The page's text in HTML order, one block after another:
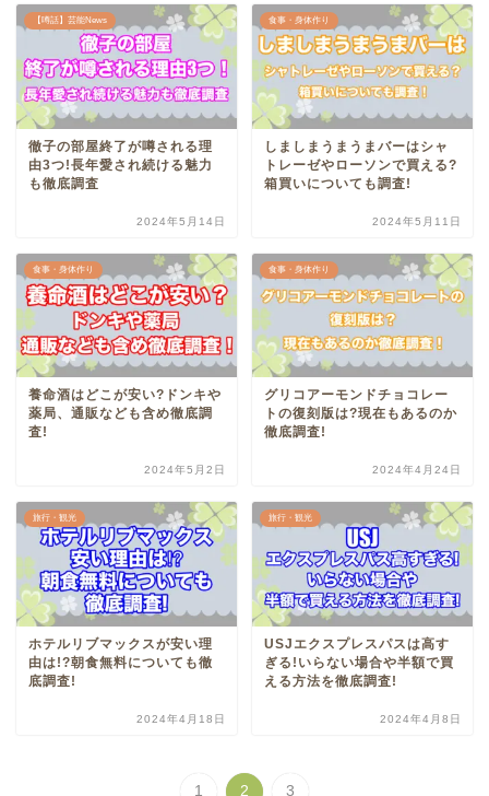
【噂話】芸能News
徹子の部屋終了が噂される理
由3つ!長年愛され続ける魅力
も徹底調査
2024年5月14日
食事・身体作り
しましまうまうまバーはシャ
トレーゼやローソンで買える?
箱買いについても調査!
2024年5月11日
食事・身体作り
養命酒はどこが安い?ドンキや
薬局、通販なども含め徹底調
査!
2024年5月2日
食事・身体作り
グリコアーモンドチョコレー
トの復刻版は?現在もあるのか
徹底調査!
2024年4月24日
旅行・観光
ホテルリブマックスが安い理
由は!?朝食無料についても徹
底調査!
2024年4月18日
旅行・観光
USJエクスプレスパスは高す
ぎる!いらない場合や半額で買
える方法を徹底調査!
2024年4月8日
1 2 3